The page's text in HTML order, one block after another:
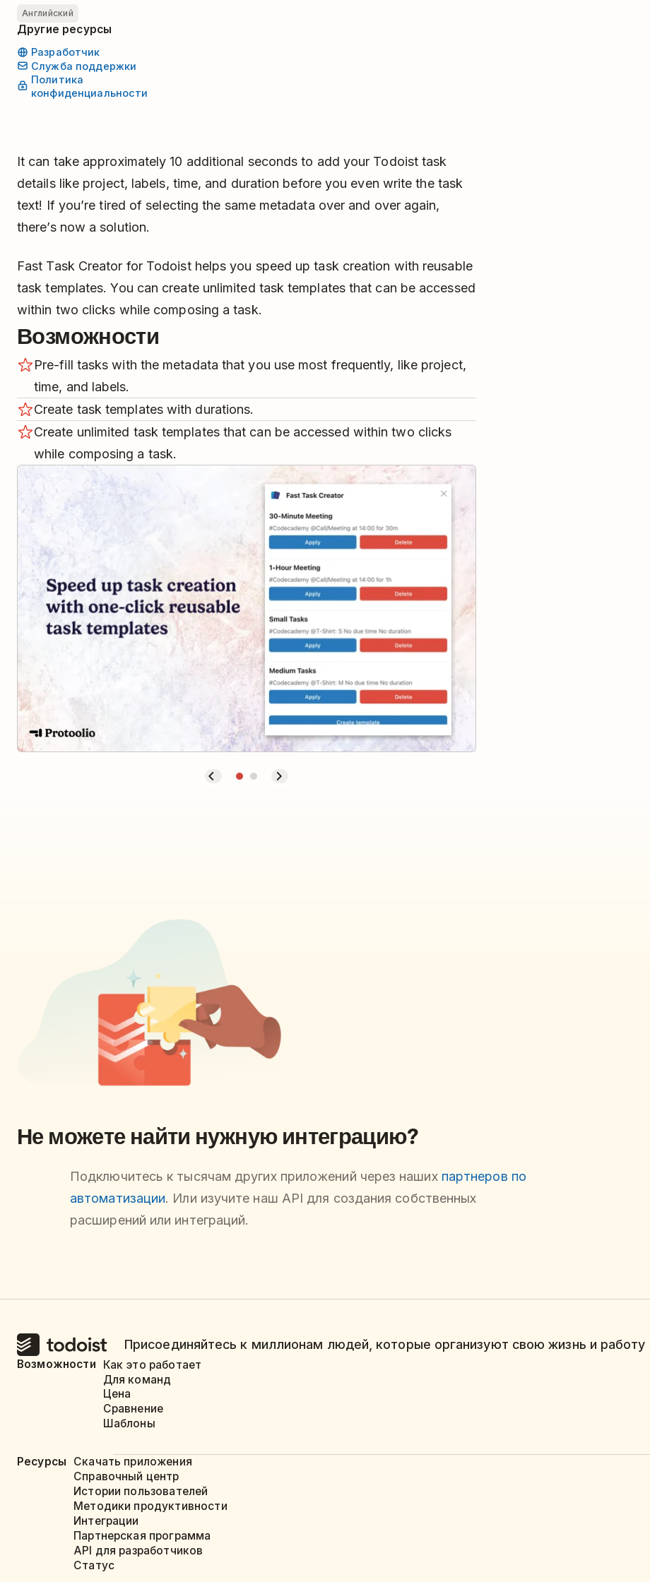
Английский
Другие ресурсы
Разработчик
Служба поддержки
Политика
конфиденциальности
It can take approximately 10 additional seconds to add your Todoist task
details like project, labels, time, and duration before you even write the task
text! If you’re tired of selecting the same metadata over and over again,
there’s now a solution.
Fast Task Creator for Todoist helps you speed up task creation with reusable
task templates. You can create unlimited task templates that can be accessed
within two clicks while composing a task.
Возможности
Pre-fill tasks with the metadata that you use most frequently, like project,
time, and labels.
Create task templates with durations.
Create unlimited task templates that can be accessed within two clicks
while composing a task.
Не можете найти нужную интеграцию?
Подключитесь к тысячам других приложений через наших партнеров по
автоматизации. Или изучите наш API для создания собственных
расширений или интеграций.
Присоединяйтесь к миллионам людей, которые организуют свою жизнь и работу
Возможности
Как это работает
Для команд
Цена
Сравнение
Шаблоны
Ресурсы
Скачать приложения
Справочный центр
Истории пользователей
Методики продуктивности
Интеграции
Партнерская программа
API для разработчиков
Статус